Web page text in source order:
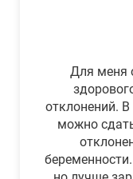
Для меня
отклонений.
можно